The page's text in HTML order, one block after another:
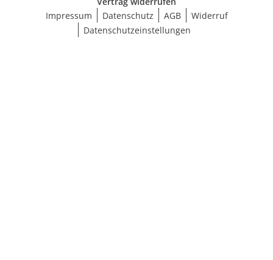
Impressum
Datenschutz AGB
Widerruf
Datenschutzeinstellungen